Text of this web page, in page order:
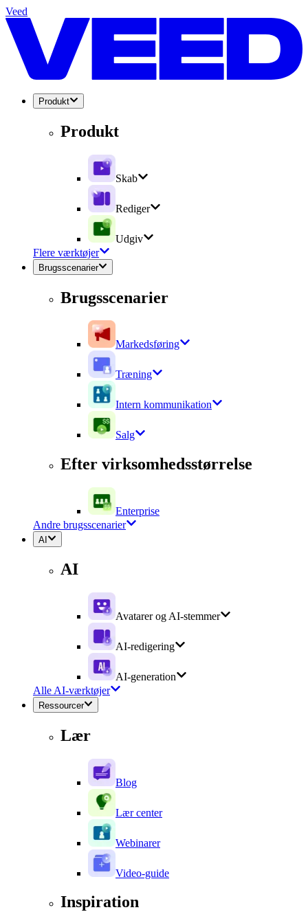
Veed
Produkt
Produkt
Skab
Rediger
Udgiv
Flere værktøjer
Brugsscenarier
Brugsscenarier
Markedsføring
Træning
Intern kommunikation
Salg
Efter virksomhedsstørrelse
Enterprise
Andre brugsscenarier
AI
AI
Avatarer og AI-stemmer
AI-redigering
AI-generation
Alle AI-værktøjer
Ressourcer
Lær
Blog
Lær center
Webinarer
Video-guide
Inspiration